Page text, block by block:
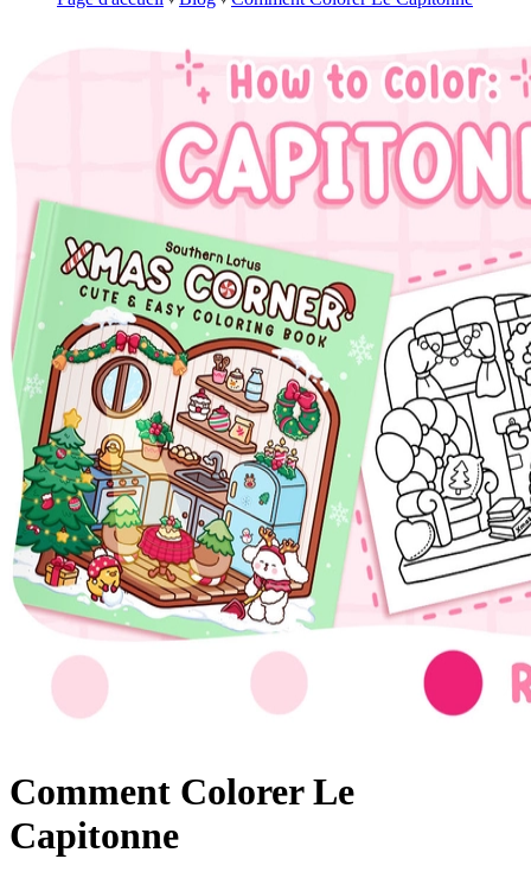
Comment Colorer Le
Capitonne